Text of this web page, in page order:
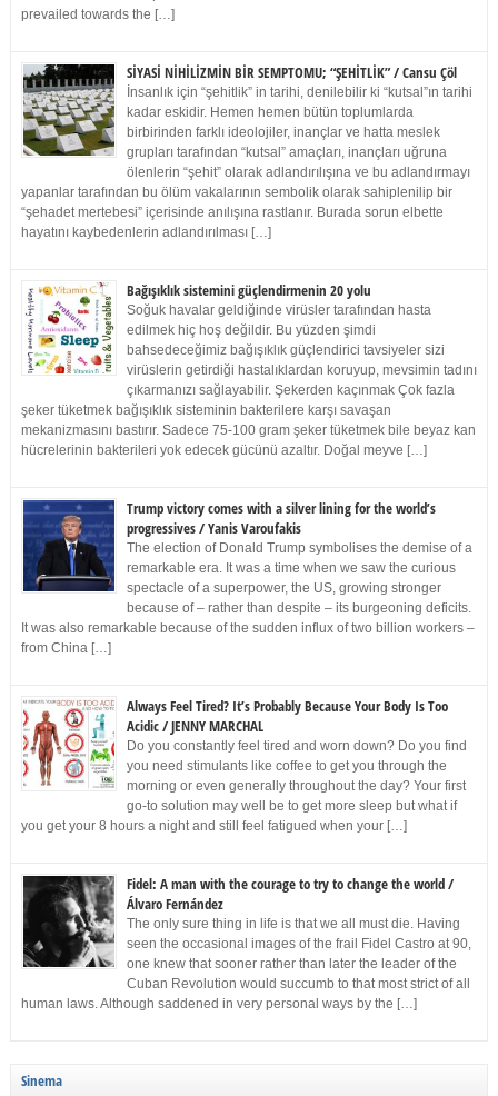
prevailed towards the […]
SİYASİ NİHİLİZMİN BİR SEMPTOMU; “ŞEHİTLİK” / Cansu Çöl
İnsanlık için “şehitlik” in tarihi, denilebilir ki “kutsal”ın tarihi
kadar eskidir. Hemen hemen bütün toplumlarda
birbirinden farklı ideolojiler, inançlar ve hatta meslek
grupları tarafından “kutsal” amaçları, inançları uğruna
ölenlerin “şehit” olarak adlandırılışına ve bu adlandırmayı
yapanlar tarafından bu ölüm vakalarının sembolik olarak sahiplenilip bir
“şehadet mertebesi” içerisinde anılışına rastlanır. Burada sorun elbette
hayatını kaybedenlerin adlandırılması […]
Bağışıklık sistemini güçlendirmenin 20 yolu
Soğuk havalar geldiğinde virüsler tarafından hasta
edilmek hiç hoş değildir. Bu yüzden şimdi
bahsedeceğimiz bağışıklık güçlendirici tavsiyeler sizi
virüslerin getirdiği hastalıklardan koruyup, mevsimin tadını
çıkarmanızı sağlayabilir. Şekerden kaçınmak Çok fazla
şeker tüketmek bağışıklık sisteminin bakterilere karşı savaşan
mekanizmasını bastırır. Sadece 75-100 gram şeker tüketmek bile beyaz kan
hücrelerinin bakterileri yok edecek gücünü azaltır. Doğal meyve […]
Trump victory comes with a silver lining for the world’s
progressives / Yanis Varoufakis
The election of Donald Trump symbolises the demise of a
remarkable era. It was a time when we saw the curious
spectacle of a superpower, the US, growing stronger
because of – rather than despite – its burgeoning deficits.
It was also remarkable because of the sudden influx of two billion workers –
from China […]
Always Feel Tired? It’s Probably Because Your Body Is Too
Acidic / JENNY MARCHAL
Do you constantly feel tired and worn down? Do you find
you need stimulants like coffee to get you through the
morning or even generally throughout the day? Your first
go-to solution may well be to get more sleep but what if
you get your 8 hours a night and still feel fatigued when your […]
Fidel: A man with the courage to try to change the world /
Álvaro Fernández
The only sure thing in life is that we all must die. Having
seen the occasional images of the frail Fidel Castro at 90,
one knew that sooner rather than later the leader of the
Cuban Revolution would succumb to that most strict of all
human laws. Although saddened in very personal ways by the […]
Sinema